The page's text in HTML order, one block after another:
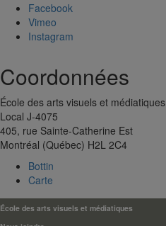
Facebook
Vimeo
Instagram
Coordonnées
École des arts visuels et médiatiques
Local J-4075
405, rue Sainte-Catherine Est
Montréal (Québec) H2L 2C4
Bottin
Carte
École des arts visuels et médiatiques